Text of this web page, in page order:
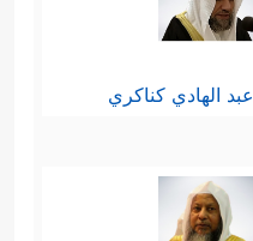
عبد الهادي كناكري